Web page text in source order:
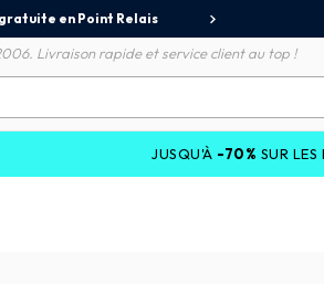
en Point Relais
Livraison rapide et service client au top !
JUSQU'À-70%SUR LES